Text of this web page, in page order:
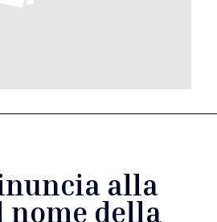
alla
nome della